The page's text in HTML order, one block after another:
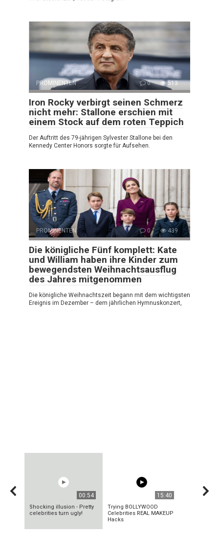
PROMINENTEN 0 513
Iron Rocky verbirgt seinen Schmerz
nicht mehr: Stallone erschien mit
einem Stock auf dem roten Teppich
Der Auftritt des 79-jährigen Sylvester Stallone bei den
Kennedy Center Honors sorgte für Aufsehen.
PROMINENTEN 0 439
Die königliche Fünf komplett: Kate
und William haben ihre Kinder zum
bewegendsten Weihnachtsausflug
des Jahres mitgenommen
Die königliche Weihnachtszeit begann mit dem wichtigsten
Ereignis im Dezember – dem jährlichen Hymnuskonzert,
00:54
Shocking illusion - Pretty
celebrities turn ugly!
15:40
Trying BOLLYWOOD
Celebrities REAL MAKEUP
Hacks